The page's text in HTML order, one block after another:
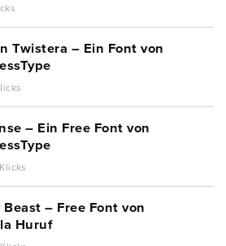
Twistera – Ein Font von
– Ein Free Font von
Beast – Free Font von
Huruf